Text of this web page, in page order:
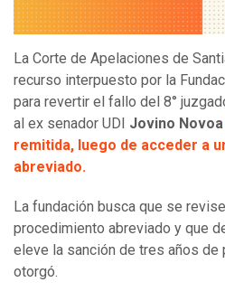
La Corte de Apelaciones de
recurso interpuesto por la
para revertir el fallo del 8°
al ex senador UDI Jovino Novoa
remitida, luego de acceder a
abreviado.
La fundación busca que se
procedimiento abreviado y que
eleve la sanción de tres años de
otorgó.